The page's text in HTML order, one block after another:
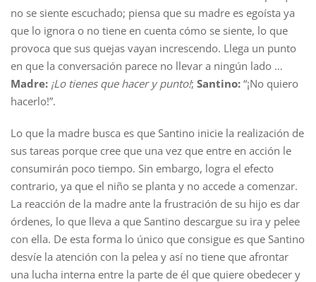
no se siente escuchado; piensa que su madre es egoísta ya
que lo ignora o no tiene en cuenta cómo se siente, lo que
provoca que sus quejas vayan increscendo. Llega un punto
en que la conversación parece no llevar a ningún lado …
Madre: ¡Lo tienes que hacer y punto!; Santino: “¡No quiero
hacerlo!”.
Lo que la madre busca es que Santino inicie la realización de
sus tareas porque cree que una vez que entre en acción le
consumirán poco tiempo. Sin embargo, logra el efecto
contrario, ya que el niño se planta y no accede a comenzar.
La reacción de la madre ante la frustración de su hijo es dar
órdenes, lo que lleva a que Santino descargue su ira y pelee
con ella. De esta forma lo único que consigue es que Santino
desvíe la atención con la pelea y así no tiene que afrontar
una lucha interna entre la parte de él que quiere obedecer y